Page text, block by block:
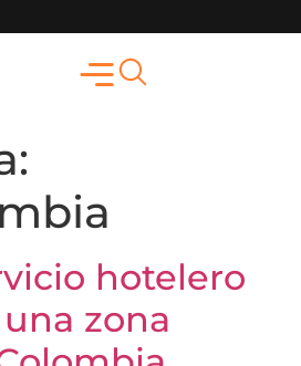
hotelero
zona